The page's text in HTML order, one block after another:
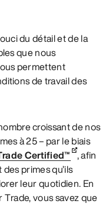
du détail et de la
que nous
permettent
de travail des
croissant de nos
à 25 – par le biais
Certified™ , afin
primes qu’ils
leur quotidien. En
vous savez que